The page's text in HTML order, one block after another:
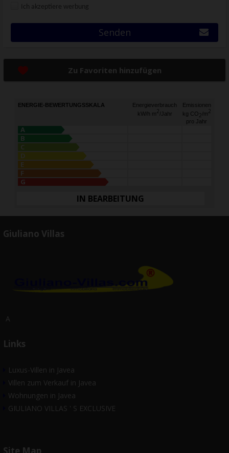
Ich akzeptiere werbung
Senden
Zu Favoriten hinzufügen
ENERGIE-BEWERTUNGSSKALA
Energieverbrauch
kW/h m2/Jahr
Emissionen
kg CO 2/m2
pro Jahr
A
B
C
D
E
F
G
IN BEARBEITUNG
Giuliano Villas
A
Links
Luxus-Villen in Javea
Villen zum Verkauf in Javea
Wohnungen in Javea
GIULIANO VILLAS ' S EXCLUSIVE
Site Map